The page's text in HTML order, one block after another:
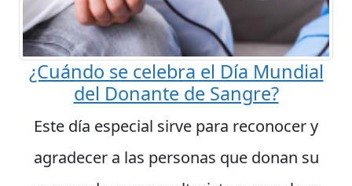
¿Cuándo se celebra el Día Mundial
del Donante de Sangre?
Este día especial sirve para reconocer y
agradecer a las personas que donan su